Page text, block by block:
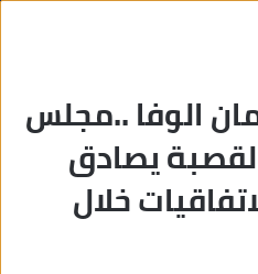
الوفا ..مجلس
يصادق
خلال